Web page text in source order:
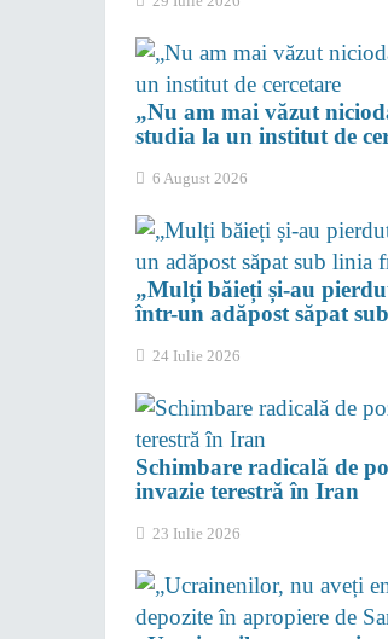
„Nu am mai văzut
studia la un institut de
6 August 2026
„Mulți băieți și-au
într-un adăpost săpat
24 Iulie 2026
Schimbare radicală de
invazie terestră în Iran
23 Iulie 2026